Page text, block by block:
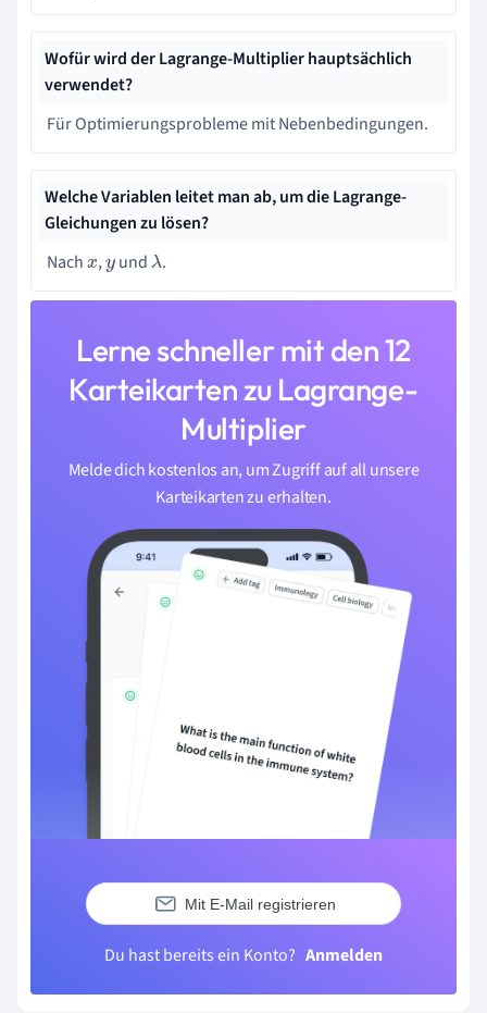
Wofür wird der Lagrange-Multiplier hauptsächlich
verwendet?
Für Optimierungsprobleme mit Nebenbedingungen.
Welche Variablen leitet man ab, um die Lagrange-
Gleichungen zu lösen?
Nachx,yundλ.
Lerne schneller mit den 12
Karteikarten zu Lagrange-
Multiplier
Melde dich kostenlos an, um Zugriff auf all unsere
Karteikarten zu erhalten.
Mit E-Mail registrieren
Du hast bereits ein Konto? Anmelden